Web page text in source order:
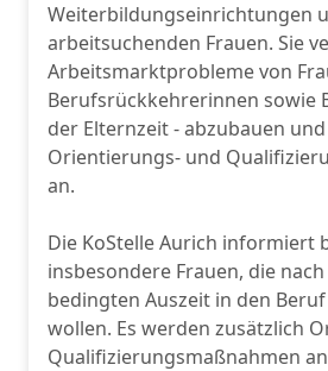
Weiterbildungseinrichtungen
arbeitsuchenden Frauen. Sie
Arbeitsmarktprobleme von
Berufsrückkehrerinnen sowie
der Elternzeit - abzubauen
Orientierungs- und
an.
Die KoStelle Aurich informiert
insbesondere Frauen, die
bedingten Auszeit in den
wollen. Es werden zusätzlich
Qualifizierungsmaßnahmen